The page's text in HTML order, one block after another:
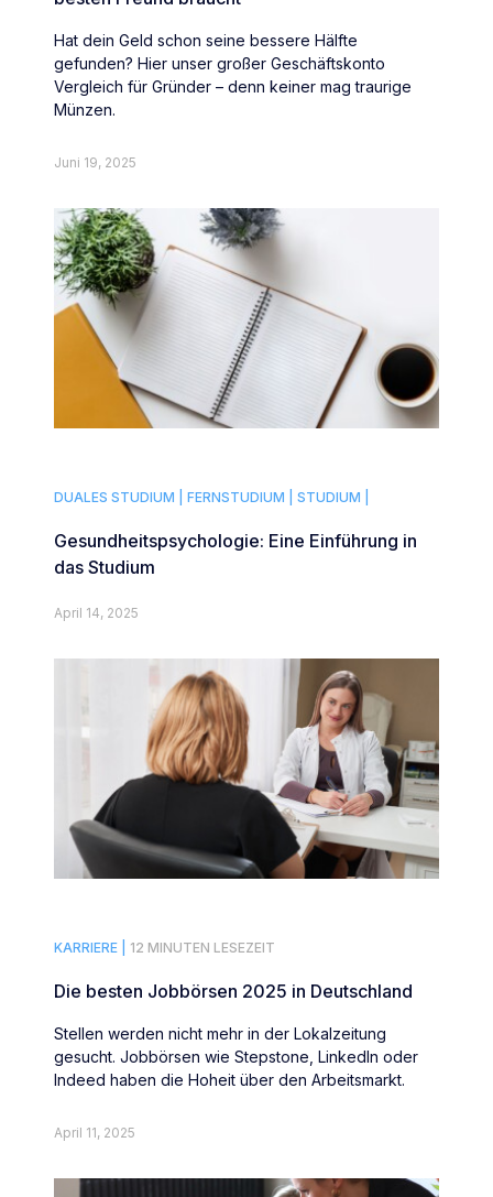
Hat dein Geld schon seine bessere Hälfte
gefunden? Hier unser großer Geschäftskonto
Vergleich für Gründer – denn keiner mag traurige
Münzen.
Juni 19, 2025
DUALES STUDIUM | FERNSTUDIUM | STUDIUM |
Gesundheitspsychologie: Eine Einführung in
das Studium
April 14, 2025
KARRIERE | 12 MINUTEN LESEZEIT
Die besten Jobbörsen 2025 in Deutschland
Stellen werden nicht mehr in der Lokalzeitung
gesucht. Jobbörsen wie Stepstone, LinkedIn oder
Indeed haben die Hoheit über den Arbeitsmarkt.
April 11, 2025